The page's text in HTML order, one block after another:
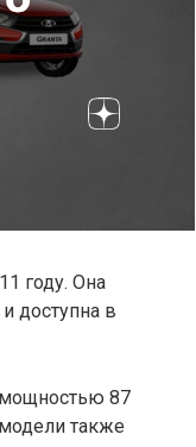
году. Она
доступна в
мощностью 87
также